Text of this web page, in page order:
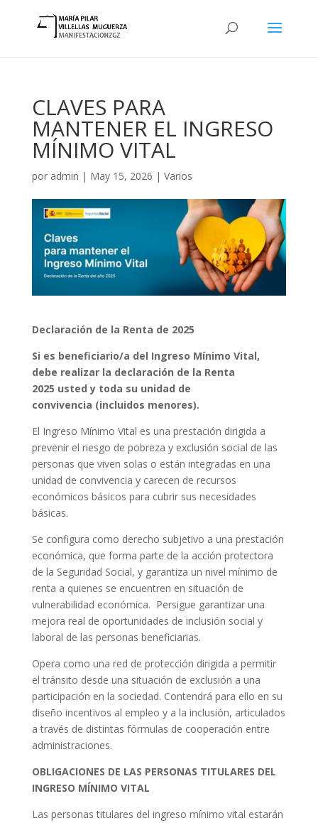
CLAVES PARA
MANTENER EL INGRESO
MÍNIMO VITAL
por admin | May 15, 2026 | Varios
Declaración de la Renta de 2025
Si es beneficiario/a del Ingreso Mínimo Vital,
debe realizar la declaración de la Renta
2025 usted y toda su unidad de
convivencia (incluidos menores).
El Ingreso Mínimo Vital es una prestación dirigida a
prevenir el riesgo de pobreza y exclusión social de las
personas que viven solas o están integradas en una
unidad de convivencia y carecen de recursos
económicos básicos para cubrir sus necesidades
básicas.
Se configura como derecho subjetivo a una prestación
económica, que forma parte de la acción protectora
de la Seguridad Social, y garantiza un nivel mínimo de
renta a quienes se encuentren en situación de
vulnerabilidad económica. Persigue garantizar una
mejora real de oportunidades de inclusión social y
laboral de las personas beneficiarias.
Opera como una red de protección dirigida a permitir
el tránsito desde una situación de exclusión a una
participación en la sociedad. Contendrá para ello en su
diseño incentivos al empleo y a la inclusión, articulados
a través de distintas fórmulas de cooperación entre
administraciones.
OBLIGACIONES DE LAS PERSONAS TITULARES DEL
INGRESO MÍNIMO VITAL
Las personas titulares del ingreso mínimo vital estarán